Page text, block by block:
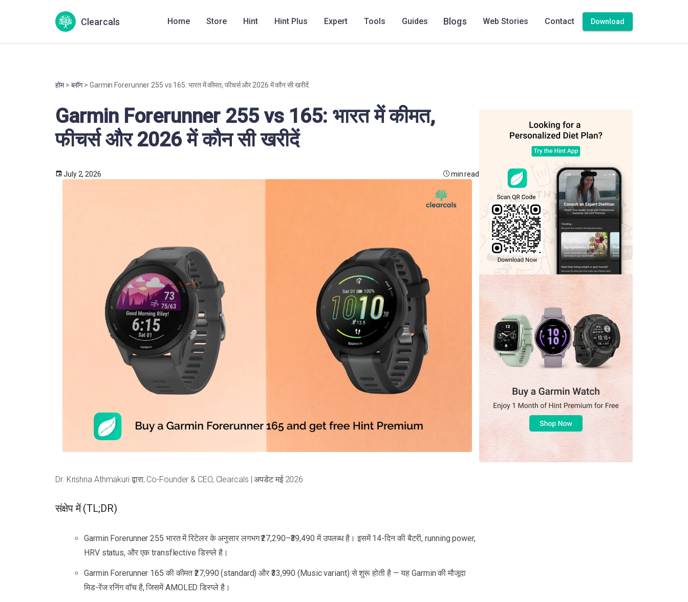
Clearcals Home Store Hint Hint Plus Expert Tools Guides Blogs Web Stories Contact Download
होम> ब्लॉग> Garmin Forerunner 255 vs 165: भारत में कीमत, फीचर्स और 2026 में कौन सी खरीदें
Garmin Forerunner 255 vs 165: भारत में कीमत,
फीचर्स और 2026 में कौन सी खरीदें
July 2, 2026 min read
Dr. Krishna Athmakuri द्वारा, Co-Founder & CEO, Clearcals | अपडेट मई 2026
संक्षेप में (TL;DR)
Garmin Forerunner 255 भारत में रिटेलर के अनुसार लगभग ₹27,290–₹39,490 में उपलब्ध है। इसमें 14-दिन की बैटरी, running power,
HRV status, और एक transflective डिस्प्ले है।
Garmin Forerunner 165 की कीमत ₹27,990 (standard) और ₹33,990 (Music variant) से शुरू होती है — यह Garmin की मौजूदा
मिड-रेंज रनिंग वॉच है, जिसमें AMOLED डिस्प्ले है।